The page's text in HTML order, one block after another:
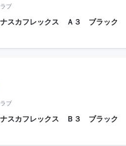
スカフレックス Ａ３ ブラック
ブ
スカフレックス Ｂ３ ブラック
ブ